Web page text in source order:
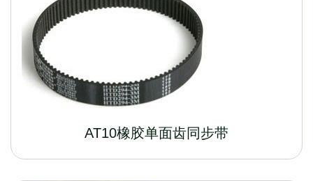
AT10橡胶单面齿同步带